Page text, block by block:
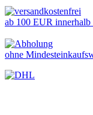
ab 100 EUR
ohne